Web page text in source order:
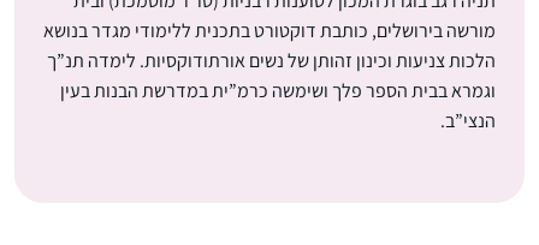
מורשה בירושלים, כותבת דוקטורט בתכנית ללימודי מגדר בנושא
הלכות צניעות וכינון זהותן של נשים אורתודוקסיות. לימדה תנ”ך
וגמרא בבית הספר פלך ושימשה כרמ”ית במדרשת הבנות בעין
הנצי”ב.